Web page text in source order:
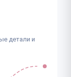
детали и